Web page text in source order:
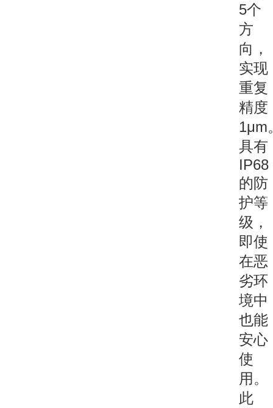
5个
方
向，
实现
重复
精度
1μm
具有
IP68
的防
护等
级，
即使
在恶
劣环
境中
也能
安心
使
用。
此